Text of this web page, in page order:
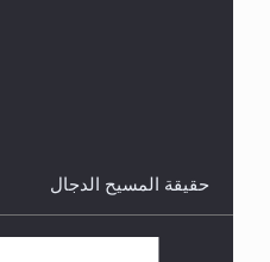
يُسمح الصلاة بها؟
القرآن قاضٍ وحكمٌ على